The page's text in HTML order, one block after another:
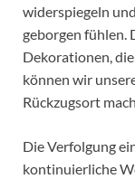
widerspiegeln
geborgen fühlen.
Dekorationen,
können wir
Rückzugsort
Die Verfolgung
kontinuierliche